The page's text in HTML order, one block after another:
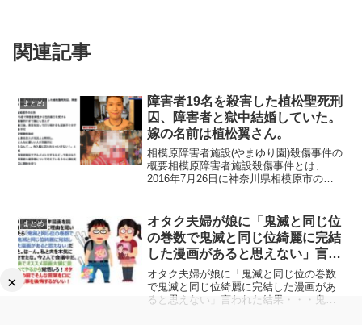
×
関連記事
まとめ
障害者19名を殺害した植松聖死刑
囚、障害者と獄中結婚していた。
嫁の名前は植松翼さん。
相模原障害者施設(やまゆり園)殺傷事件の
概要相模原障害者施設殺傷事件とは、
2016年7月26日に神奈川県相模原市の知
害し、多数の重軽傷者を出すという凄惨
な事件のことです...
まとめ
オタク夫婦が娘に「鬼滅と同じ位
の巻数で鬼滅と同じ位綺麗に完結
した漫画があると思えない」言わ
れた結果・・・
オタク夫婦が娘に「鬼滅と同じ位の巻数
で鬼滅と同じ位綺麗に完結した漫画があ
ると思えない」言われた結果・・・鬼滅